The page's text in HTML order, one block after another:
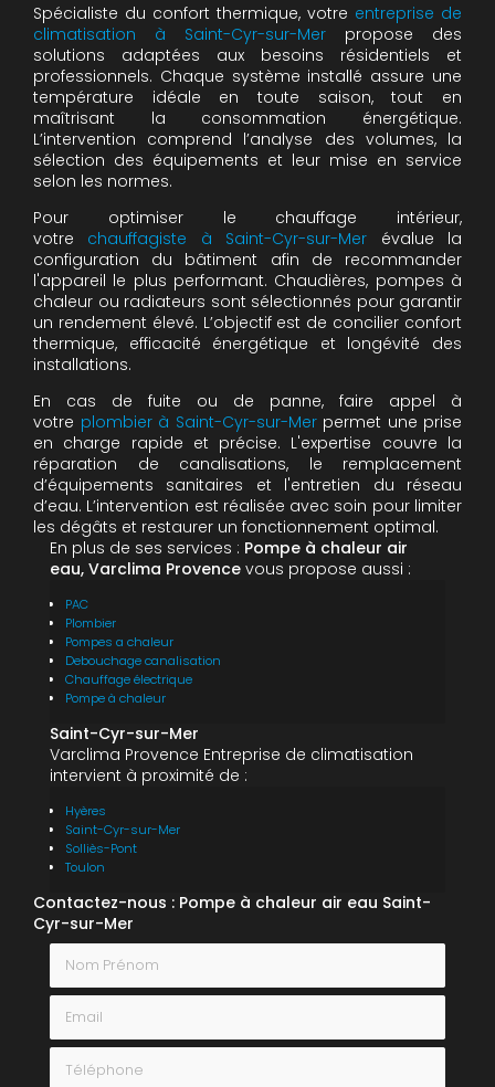
Spécialiste du confort thermique, votre entreprise de
climatisation à Saint-Cyr-sur-Mer propose des
solutions adaptées aux besoins résidentiels et
professionnels. Chaque système installé assure une
température idéale en toute saison, tout en
maîtrisant la consommation énergétique.
L’intervention comprend l’analyse des volumes, la
sélection des équipements et leur mise en service
selon les normes.
Pour optimiser le chauffage intérieur,
votre chauffagiste à Saint-Cyr-sur-Mer évalue la
configuration du bâtiment afin de recommander
l'appareil le plus performant. Chaudières, pompes à
chaleur ou radiateurs sont sélectionnés pour garantir
un rendement élevé. L’objectif est de concilier confort
thermique, efficacité énergétique et longévité des
installations.
En cas de fuite ou de panne, faire appel à
votre plombier à Saint-Cyr-sur-Merpermet une prise
en charge rapide et précise. L'expertise couvre la
réparation de canalisations, le remplacement
d’équipements sanitaires et l'entretien du réseau
d’eau. L’intervention est réalisée avec soin pour limiter
les dégâts et restaurer un fonctionnement optimal.
En plus de ses services : Pompe à chaleur air
eau, Varclima Provence vous propose aussi :
PAC
Plombier
Pompes a chaleur
Debouchage canalisation
Chauffage électrique
Pompe à chaleur
Saint-Cyr-sur-Mer
Varclima Provence Entreprise de climatisation
intervient à proximité de :
Hyères
Saint-Cyr-sur-Mer
Solliès-Pont
Toulon
Contactez-nous : Pompe à chaleur air eau Saint-
Cyr-sur-Mer
Nom Prénom
Email
Téléphone